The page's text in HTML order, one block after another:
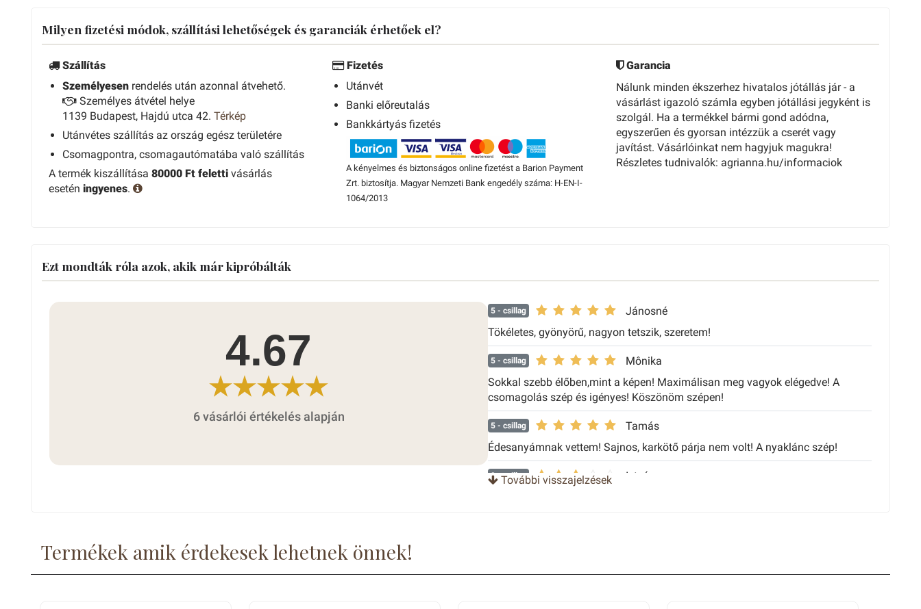
Milyen fizetési módok, szállítási lehetőségek és garanciák érhetőek el?
Szállítás
Személyesen rendelés után azonnal átvehető.
Személyes átvétel helye
1139 Budapest, Hajdú utca 42. Térkép
Utánvétes szállítás az ország egész területére
Csomagpontra, csomagautómatába való szállítás
A termék kiszállítása 80000 Ft feletti vásárlás
esetén ingyenes.
Fizetés
Utánvét
Banki előreutalás
Bankkártyás fizetés
A kényelmes és biztonságos online fizetést a Barion Payment
Zrt. biztosítja. Magyar Nemzeti Bank engedély száma: H-EN-I-
1064/2013
Garancia
Nálunk minden ékszerhez hivatalos jótállás jár - a
vásárlást igazoló számla egyben jótállási jegyként is
szolgál. Ha a termékkel bármi gond adódna,
egyszerűen és gyorsan intézzük a cserét vagy
javítást. Vásárlóinkat nem hagyjuk magukra!
Részletes tudnivalók: agrianna.hu/informaciok
Ezt mondták róla azok, akik már kipróbálták
4.67
6 vásárlói értékelés alapján
5 - csillag
Jánosné
Tökéletes, gyönyörű, nagyon tetszik, szeretem!
5 - csillag
Mônika
Sokkal szebb élőben,mint a képen! Maximálisan meg vagyok elégedve! A
csomagolás szép és igényes! Köszönöm szépen!
5 - csillag
Tamás
Édesanyámnak vettem! Sajnos, karkötő párja nem volt! A nyaklánc szép!
3- csillag István
További visszajelzések
Termékek amik érdekesek lehetnek önnek!